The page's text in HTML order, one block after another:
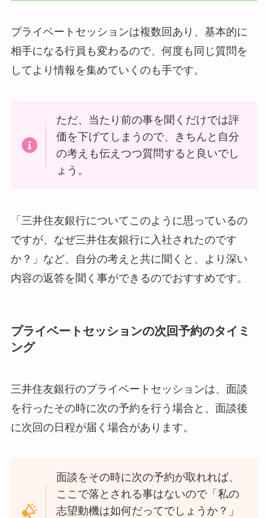
プライベートセッションは複数回あり、基本的に
相手になる行員も変わるので、何度も同じ質問を
してより情報を集めていくのも手です。
ただ、当たり前の事を聞くだけでは評
価を下げてしまうので、きちんと自分
の考えも伝えつつ質問すると良いでし
ょう。
「三井住友銀行についてこのように思っているの
ですが、なぜ三井住友銀行に入社されたのです
か？」など、自分の考えと共に聞くと、より深い
内容の返答を聞く事ができるのでおすすめです。
プライベートセッションの次回予約のタイミ
ング
三井住友銀行のプライベートセッションは、面談
を行ったその時に次の予約を行う場合と、面談後
に次回の日程が届く場合があります。
面談をその時に次の予約が取れれば、
ここで落とされる事はないので「私の
志望動機は如何だってでしょうか？」